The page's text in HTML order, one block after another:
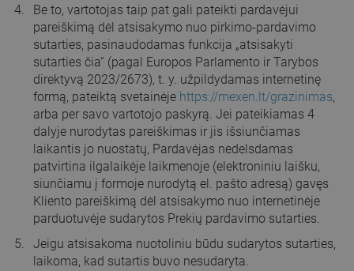
Be to, vartotojas taip pat gali pateikti pardavėjui
pareiškimą dėl atsisakymo nuo pirkimo-pardavimo
sutarties, pasinaudodamas funkcija „atsisakyti
sutarties čia“ (pagal Europos Parlamento ir Tarybos
direktyvą 2023/2673), t. y. užpildydamas internetinę
formą, pateiktą svetainėje https://mexen.lt/grazinimas,
arba per savo vartotojo paskyrą. Jei pateikiamas 4
dalyje nurodytas pareiškimas ir jis išsiunčiamas
laikantis jo nuostatų, Pardavėjas nedelsdamas
patvirtina ilgalaikėje laikmenoje (elektroniniu laišku,
siunčiamu į formoje nurodytą el. pašto adresą) gavęs
Kliento pareiškimą dėl atsisakymo nuo internetinėje
parduotuvėje sudarytos Prekių pardavimo sutarties.
Jeigu atsisakoma nuotoliniu būdu sudarytos sutarties,
laikoma, kad sutartis buvo nesudaryta.